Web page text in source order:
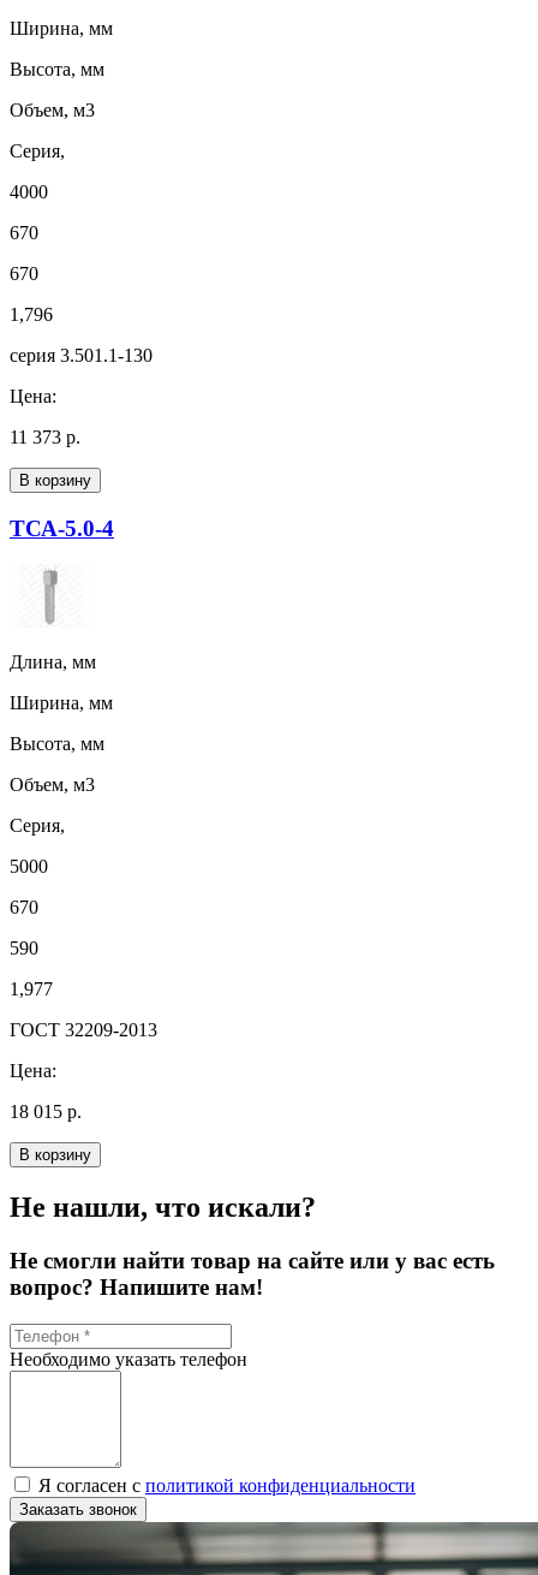
Ширина, мм
Высота, мм
Объем, м3
Серия,
4000
670
670
1,796
серия 3.501.1-130
Цена:
11 373 р.
В корзину
ТСА-5.0-4
Длина, мм
Ширина, мм
Высота, мм
Объем, м3
Серия,
5000
670
590
1,977
ГОСТ 32209-2013
Цена:
18 015 р.
В корзину
Не нашли, что искали?
Не смогли найти товар на сайте или у вас есть
вопрос? Напишите нам!
Необходимо указать телефон
Я согласен с политикой конфиденциальности
Заказать звонок